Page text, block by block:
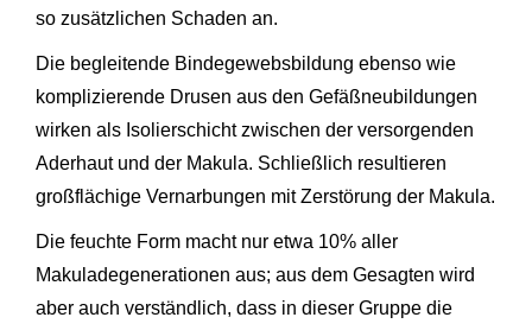
so zusätzlichen Schaden an.
Die begleitende Bindegewebsbildung ebenso wie
komplizierende Drusen aus den Gefäßneubildungen
wirken als Isolierschicht zwischen der versorgenden
Aderhaut und der Makula. Schließlich resultieren
großflächige Vernarbungen mit Zerstörung der Makula.
Die feuchte Form macht nur etwa 10% aller
Makuladegenerationen aus; aus dem Gesagten wird
aber auch verständlich, dass in dieser Gruppe die